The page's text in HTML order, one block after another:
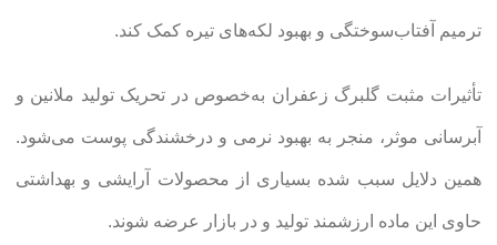
ترمیم آفتاب‌سوختگی و بهبود لکه‌های تیره کمک کند.
تأثیرات مثبت گلبرگ زعفران به‌خصوص در تحریک تولید ملانین و
آبرسانی موثر، منجر به بهبود نرمی و درخشندگی پوست می‌شود.
همین دلایل سبب شده بسیاری از محصولات آرایشی و بهداشتی
حاوی این ماده ارزشمند تولید و در بازار عرضه شوند.